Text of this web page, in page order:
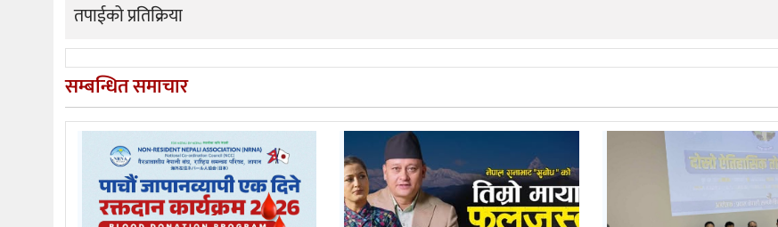
तपाईको प्रतिक्रिया
सम्बन्धित समाचार